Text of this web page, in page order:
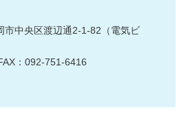
市中央区渡辺通2-1-82 （電気ビ
：092-751-6416